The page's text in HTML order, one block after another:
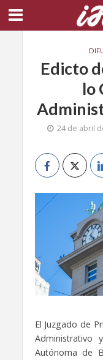
Edicto
lo
24 de abril
El Juzgado de
Administrativo
Autónoma de